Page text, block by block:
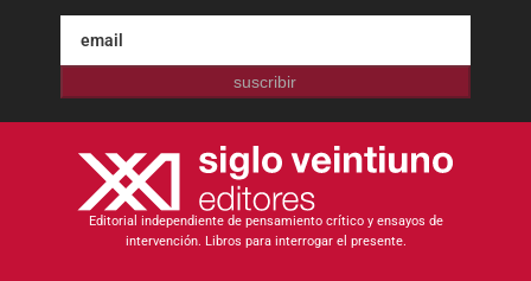
suscribir
Editorial independiente de pensamiento crítico y ensayos de
intervención. Libros para interrogar el presente.